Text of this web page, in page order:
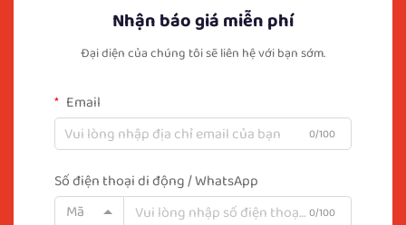
Nhận báo giá miễn phí
Đại diện của chúng tôi sẽ liên hệ với bạn sớm.
Email
0/100
Số điện thoại di động / WhatsApp
Mã
0/100